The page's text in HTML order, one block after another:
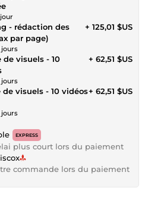
- rédaction des
par page)
jours
+ 125,01 $US
de visuels - 10
jours
+ 62,51 $US
de visuels - 10 vidéos
jours
+ 62,51 $US
EXPRESS
plus court lors du paiement
commande lors du paiement